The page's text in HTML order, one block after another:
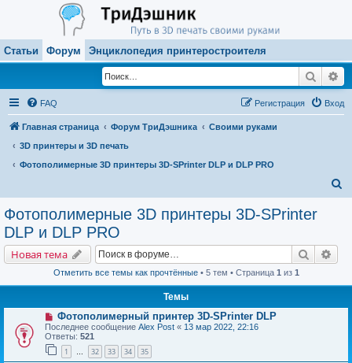
Статьи Форум Энциклопедия принтеростроителя
Поиск
FAQ Вход
Регистрация
Главная страница Форум ТриДэшника
Своими руками
3D принтеры и 3D печать
Фотополимерные 3D принтеры 3D-SPrinter DLP и DLP PRO
Фотополимерные 3D принтеры 3D-SPrinter
DLP и DLP PRO
Новая тема Поиск
Отметить все темы как прочтённые• 5 тем • Страница 1 из 1
Темы
Фотополимерный принтер 3D-SPrinter DLP
Последнее сообщение Alex Post « 13 мар 2022, 22:16
Ответы: 521
1 … 32 33 34 35